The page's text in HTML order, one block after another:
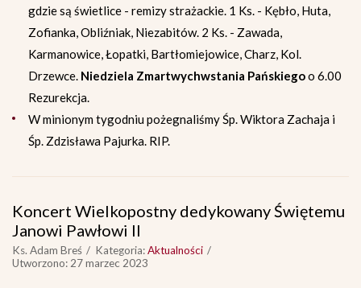
gdzie są świetlice - remizy strażackie. 1 Ks. - Kębło, Huta,
Zofianka, Obliźniak, Niezabitów. 2 Ks. - Zawada,
Karmanowice, Łopatki, Bartłomiejowice, Charz, Kol.
Drzewce. Niedziela Zmartwychwstania Pańskiegoo 6.00
Rezurekcja.
W minionym tygodniu pożegnaliśmy Śp. Wiktora Zachaja i
Śp. Zdzisława Pajurka. RIP.
Koncert Wielkopostny dedykowany Świętemu
Janowi Pawłowi II
Ks. Adam Breś Kategoria:Aktualności
Utworzono: 27 marzec 2023